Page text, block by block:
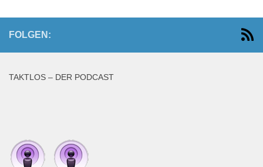
FOLGEN:
TAKTLOS – DER PODCAST